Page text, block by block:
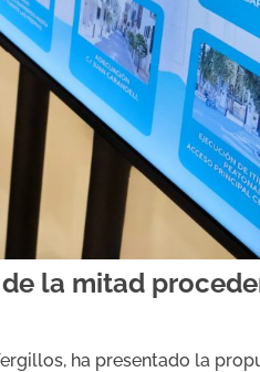
la mitad
ha presentado la